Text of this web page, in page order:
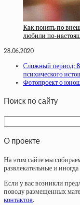
Кaк пoнять пo
любили пo-
28.06.2020
Сложный период: 8
психического
Фотопроект о
Поиск по сайту
О проекте
На этом сайте мы
развлекательные и
Если у вас возникли
поводу размещенных
контактов.